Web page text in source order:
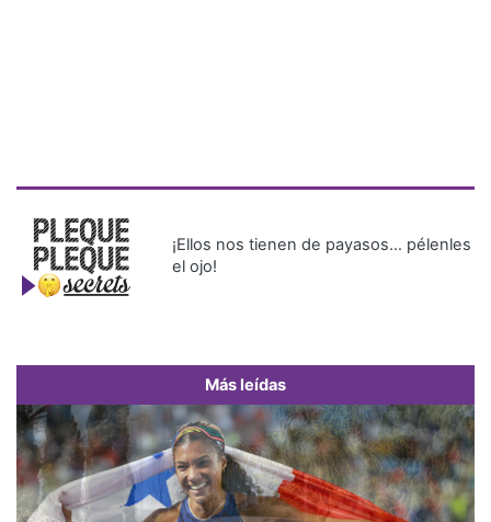
¡Ellos nos tienen de payasos… pélenles
el ojo!
Más leídas